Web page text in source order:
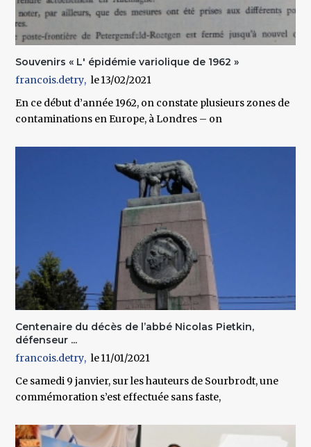
Souvenirs « L' épidémie variolique de 1962 »
francois.detry
13/02/2021
En ce début d’année 1962, on constate plusieurs zones de
contaminations en Europe, à Londres – on
Centenaire du décès de l’abbé Nicolas Pietkin,
défenseur ...
francois.detry
11/01/2021
Ce samedi 9 janvier, sur les hauteurs de Sourbrodt, une
commémoration s’est effectuée sans faste,